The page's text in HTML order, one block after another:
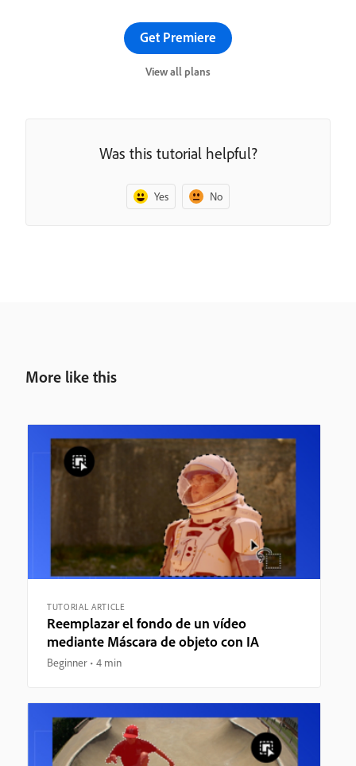
Get Premiere
View all plans
Was this tutorial helpful?
Yes No
More like this
TUTORIAL ARTICLE
Reemplazar el fondo de un vídeo
mediante Máscara de objeto con IA
Beginner 4 min